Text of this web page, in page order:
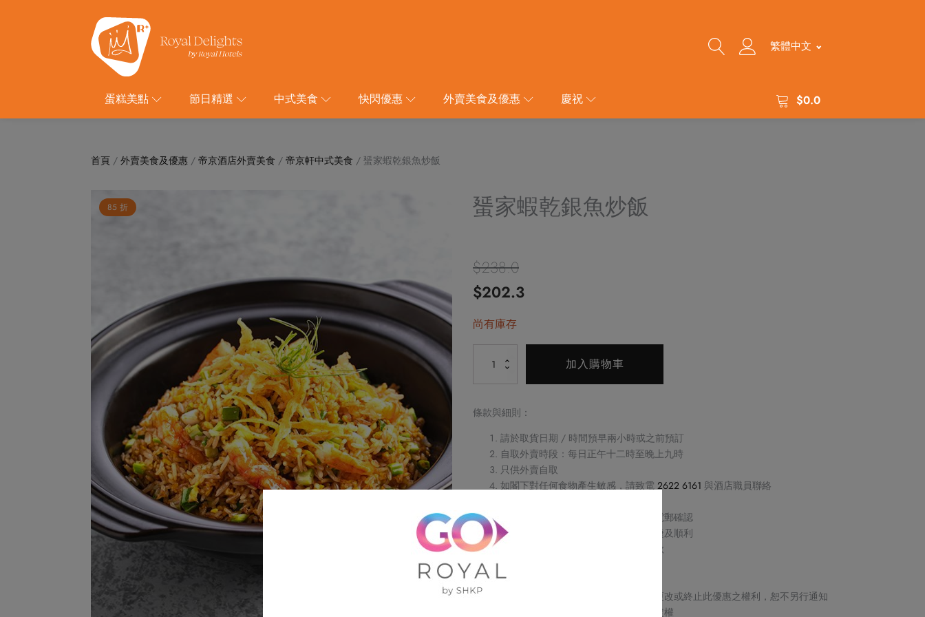
繁體中文
蛋糕美點 節日精選 中式美食 快閃優惠 外賣美食及優惠 慶祝 $0.0
首頁 / 外賣美食及優惠 / 帝京酒店外賣美食 / 帝京軒中式美食 / 蜑家蝦乾銀魚炒飯
85 折 蜑家蝦乾銀魚炒飯
$238.0
原
始
價
格：
$238.0。
$202.3目
價
$202.3。
尚有庫存
乾
量
加入購物車
條款與細則：
請於取貨日期 / 時間預早兩小時或之前預訂
自取外賣時段：每日正午十二時至晚上九時
只供外賣自取
如閣下對任何食物產生敏感，請致電 2622 6161 與酒店職員聯絡
訂單詳情及取貨時間將會透過電話或電郵確認
請務必檢查所填資料，以確保交易快捷及順利
訂單一經確認，不可更改、取消或退款
圖片只供參考
帝京酒店保留修改優惠條款及細則、更改或終止此優惠之權利，恕不另行通知
如有任何爭議，帝京酒店保留最終決定權